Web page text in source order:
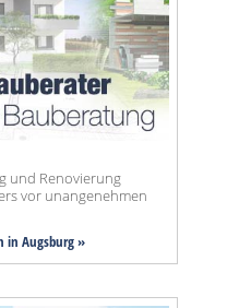
und Renovierung
vor unangenehmen
in Augsburg »